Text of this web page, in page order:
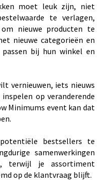
moet leuk zijn, niet
te verlagen,
nieuwe producten te
nieuwe categorieën en
bij hun winkel en
vernieuwen, iets nieuws
op veranderende
Minimums event kan dat
bestsellers te
samenwerkingen
terwijl je assortiment
op de klantvraag blijft.